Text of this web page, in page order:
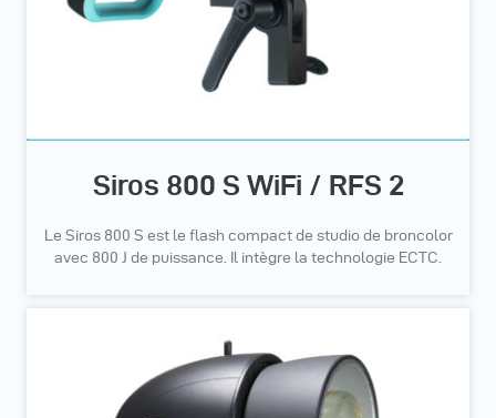
Siros 800 S WiFi / RFS 2
Le Siros 800 S est le flash compact de studio de broncolor
avec 800 J de puissance. Il intègre la technologie ECTC.